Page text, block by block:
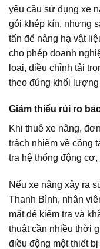
yêu cầu sử dụng xe
gói khép kín, nhưng
tấn để nâng hạ vật
cho phép doanh
loại, điều chỉnh tải
theo đúng khối
Giảm thiểu rủi ro
Khi thuê xe nâng,
trách nhiệm về công
tra hệ thống động
Nếu xe nâng xảy ra
Thanh Bình, nhân
mặt để kiểm tra và
thuật cần nhiều thời
điều động một thiết